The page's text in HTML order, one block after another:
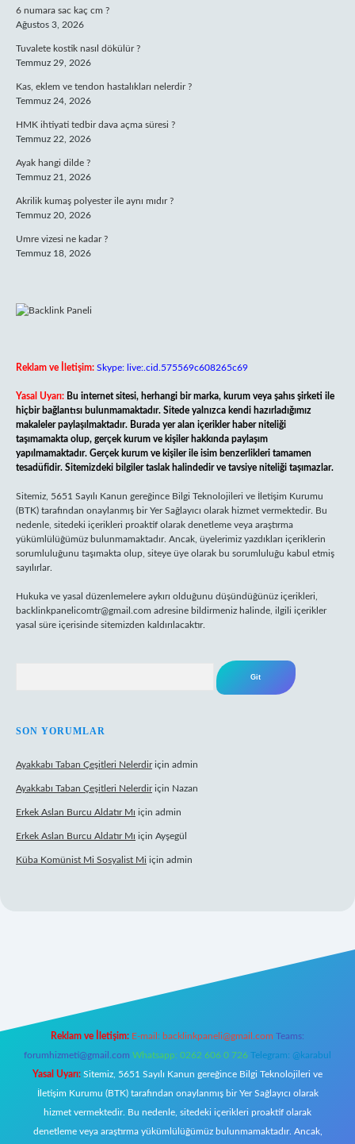
6 numara sac kaç cm ?
Ağustos 3, 2026
Tuvalete kostik nasıl dökülür ?
Temmuz 29, 2026
Kas, eklem ve tendon hastalıkları nelerdir ?
Temmuz 24, 2026
HMK ihtiyati tedbir dava açma süresi ?
Temmuz 22, 2026
Ayak hangi dilde ?
Temmuz 21, 2026
Akrilik kumaş polyester ile aynı mıdır ?
Temmuz 20, 2026
Umre vizesi ne kadar ?
Temmuz 18, 2026
Reklam ve İletişim: Skype: live:.cid.575569c608265c69
Yasal Uyarı: Bu internet sitesi, herhangi bir marka, kurum veya şahıs şirketi ile
hiçbir bağlantısı bulunmamaktadır. Sitede yalnızca kendi hazırladığımız
makaleler paylaşılmaktadır. Burada yer alan içerikler haber niteliği
taşımamakta olup, gerçek kurum ve kişiler hakkında paylaşım
yapılmamaktadır. Gerçek kurum ve kişiler ile isim benzerlikleri tamamen
tesadüfidir. Sitemizdeki bilgiler taslak halindedir ve tavsiye niteliği taşımazlar.
Sitemiz, 5651 Sayılı Kanun gereğince Bilgi Teknolojileri ve İletişim Kurumu
(BTK) tarafından onaylanmış bir Yer Sağlayıcı olarak hizmet vermektedir. Bu
nedenle, sitedeki içerikleri proaktif olarak denetleme veya araştırma
yükümlülüğümüz bulunmamaktadır. Ancak, üyelerimiz yazdıkları içeriklerin
sorumluluğunu taşımakta olup, siteye üye olarak bu sorumluluğu kabul etmiş
sayılırlar.
Hukuka ve yasal düzenlemelere aykırı olduğunu düşündüğünüz içerikleri,
backlinkpanelicomtr@gmail.com adresine bildirmeniz halinde, ilgili içerikler
yasal süre içerisinde sitemizden kaldırılacaktır.
SON YORUMLAR
Ayakkabı Taban Çeşitleri Nelerdiriçin admin
Ayakkabı Taban Çeşitleri Nelerdiriçin Nazan
Erkek Aslan Burcu Aldatır Mı için admin
Erkek Aslan Burcu Aldatır Mı için Ayşegül
Küba Komünist Mi Sosyalist Mi için admin
Reklam ve İletişim: E-mail: backlinkpaneli@gmail.com Teams:
forumhizmeti@gmail.com Whatsapp: 0262 606 0 726 Telegram: @karabul
Yasal Uyarı: Sitemiz, 5651 Sayılı Kanun gereğince Bilgi Teknolojileri ve
İletişim Kurumu (BTK) tarafından onaylanmış bir Yer Sağlayıcı olarak
hizmet vermektedir. Bu nedenle, sitedeki içerikleri proaktif olarak
denetleme veya araştırma yükümlülüğümüz bulunmamaktadır. Ancak,